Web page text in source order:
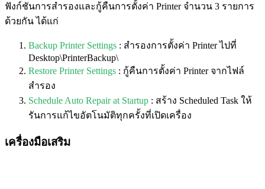
ฟังก์ชันการสำรองและกู้คืนการตั้งค่า Printer จำนวน 3 รายการ
ด้วยกัน ได้แก่
Backup Printer Settings : สำรองการตั้งค่า Printer ไปที่
Desktop\PrinterBackup\
Restore Printer Settings : กู้คืนการตั้งค่า Printer จากไฟล์
สำรอง
Schedule Auto Repair at Startup : สร้าง Scheduled Task ให้
รันการแก้ไขอัตโนมัติทุกครั้งที่เปิดเครื่อง
เครื่องมือเสริม